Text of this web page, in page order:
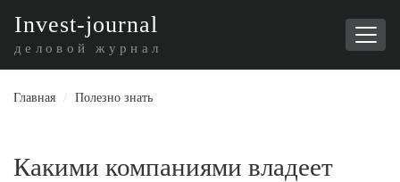
Invest-journal
деловой журнал
Главная / Полезно знать
Какими компаниями владеет